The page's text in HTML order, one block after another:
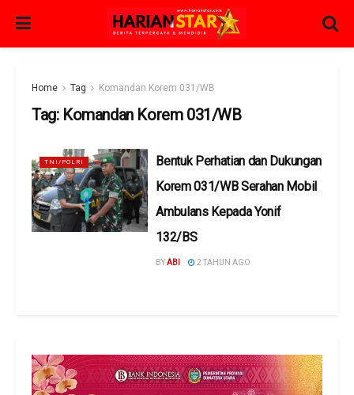
Home Tag Komandan Korem 031/WB
Tag: Komandan Korem 031/WB
TNI/POLRI
Bentuk Perhatian dan Dukungan
Korem 031/WB Serahan Mobil
Ambulans Kepada Yonif
132/BS
BYABI 2 TAHUN AGO